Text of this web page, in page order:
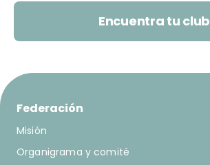
Encuentra tu club
Federación
Misión
Organigrama y comité